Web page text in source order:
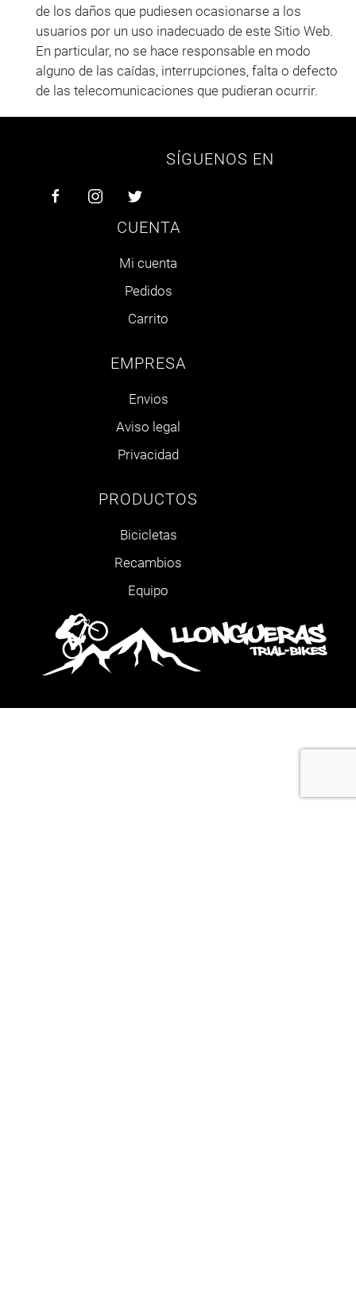
de los daños que pudiesen ocasionarse a los
usuarios por un uso inadecuado de este Sitio Web.
En particular, no se hace responsable en modo
alguno de las caídas, interrupciones, falta o defecto
de las telecomunicaciones que pudieran ocurrir.
SÍGUENOS EN
CUENTA
Mi cuenta
Pedidos
Carrito
EMPRESA
Envios
Aviso legal
Privacidad
PRODUCTOS
Bicicletas
Recambios
Equipo